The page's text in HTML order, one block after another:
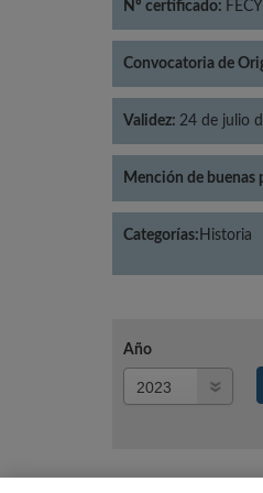
Nº certificado:
Convocatoria de
Validez: 24 de julio
Mención de buenas
Categorías: Historia
Año